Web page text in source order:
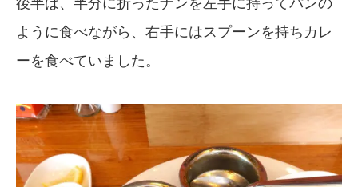
後半は、半分に折ったナンを左手に持ってパンの
ように食べながら、右手にはスプーンを持ちカレ
ーを食べていました。